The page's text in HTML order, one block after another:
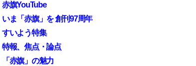
赤旗YouTube
いま「赤旗」を 創刊97周年
すいよう特集
特報、焦点・論点
「赤旗」の魅力